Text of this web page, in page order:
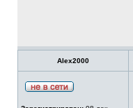
Alex2000